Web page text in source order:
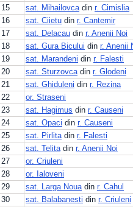
15
sat. Mihailovcadin r. Cimislia
16
sat. Ciietu din r. Cantemir
17
sat. Delacau din r. Anenii Noi
18
sat. Gura Bicului din r. Anenii
19
sat. Marandeni din r. Falesti
20
sat. Sturzovcadin r. Glodeni
21
sat. Ghiduleni din r. Rezina
22
or. Straseni
23
sat. Hagimus din r. Causeni
24
sat. Opaci din r. Causeni
25
sat. Pirlitadin r. Falesti
26
sat. Telitadin r. Anenii Noi
27
or. Criuleni
28
or. Ialoveni
29
sat. Larga Nouadin r. Cahul
30
sat. Balabanesti din r. Criuleni